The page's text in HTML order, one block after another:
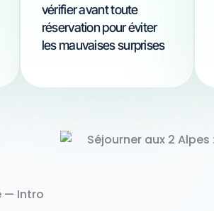
vérifier avant toute
réservation pour éviter
les mauvaises surprises